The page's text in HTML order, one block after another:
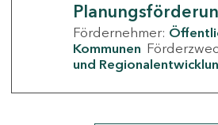
Fördernehmer:
Kommunen
und